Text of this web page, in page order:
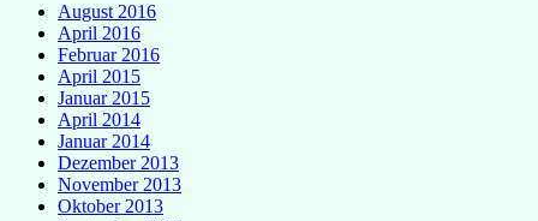
August 2016
April 2016
Februar 2016
April 2015
Januar 2015
April 2014
Januar 2014
Dezember 2013
November 2013
Oktober 2013